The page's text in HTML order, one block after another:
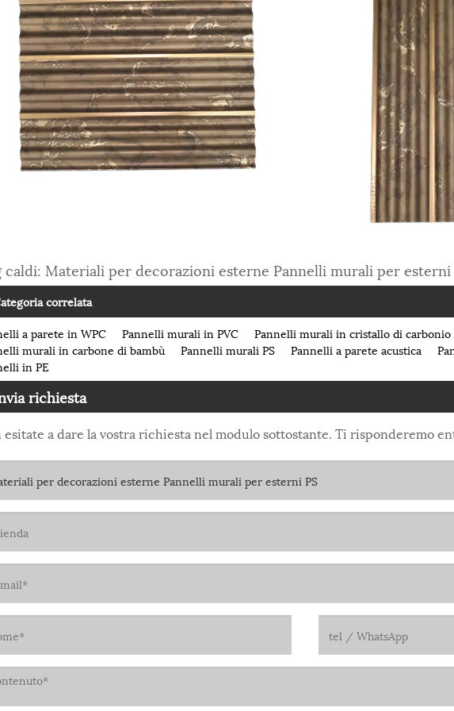
caldi: Materiali per decorazioni esterne Pannelli murali per esterni
correlata
a parete in WPC
Pannelli murali in PVC
Pannelli murali in cristallo di carbonio
murali in carbone di bambù
Pannelli murali PS Pannelli a parete acustica
in PE
richiesta
esitate a dare la vostra richiesta nel modulo sottostante. Ti risponderemo